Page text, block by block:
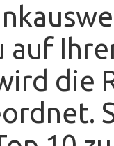
auf
die